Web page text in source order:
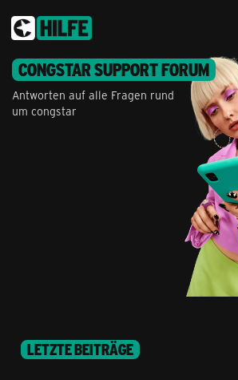
CONGSTAR SUPPORT FORUM
Antworten auf alle Fragen rund
um congstar
LETZTE BEITRÄGE